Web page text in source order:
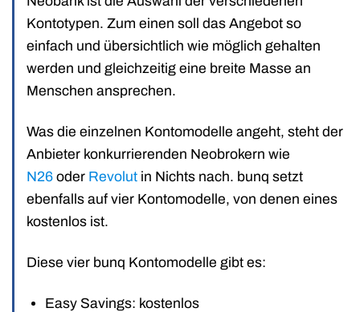
Kontotypen. Zum einen soll das Angebot so
einfach und übersichtlich wie möglich gehalten
werden und gleichzeitig eine breite Masse an
Menschen ansprechen.
Was die einzelnen Kontomodelle angeht, steht der
Anbieter konkurrierenden Neobrokern wie
N26 oder Revolut in Nichts nach. bunq setzt
ebenfalls auf vier Kontomodelle, von denen eines
kostenlos ist.
Diese vier bunq Kontomodelle gibt es:
Easy Savings: kostenlos